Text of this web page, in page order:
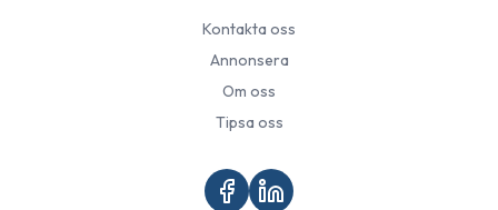
Kontakta oss
Annonsera
Om oss
Tipsa oss